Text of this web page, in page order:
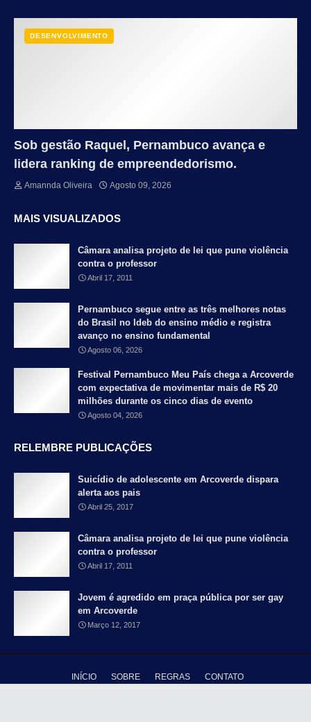
DESENVOLVIMENTO
Sob gestão Raquel, Pernambuco avança e
lidera ranking de empreendedorismo.
Amannda Oliveira Agosto 09, 2026
MAIS VISUALIZADOS
Câmara analisa projeto de lei que pune violência
contra o professor
Abril 17, 2011
Pernambuco segue entre as três melhores notas
do Brasil no Ideb do ensino médio e registra
avanço no ensino fundamental
Agosto 06, 2026
Festival Pernambuco Meu País chega a Arcoverde
com expectativa de movimentar mais de R$ 20
milhões durante os cinco dias de evento
Agosto 04, 2026
RELEMBRE PUBLICAÇÕES
Suicídio de adolescente em Arcoverde dispara
alerta aos pais
Abril 25, 2017
Câmara analisa projeto de lei que pune violência
contra o professor
Abril 17, 2011
Jovem é agredido em praça pública por ser gay
em Arcoverde
Março 12, 2017
INÍCIO SOBRE REGRAS CONTATO